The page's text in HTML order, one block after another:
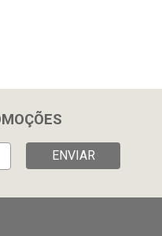
ENVIAR